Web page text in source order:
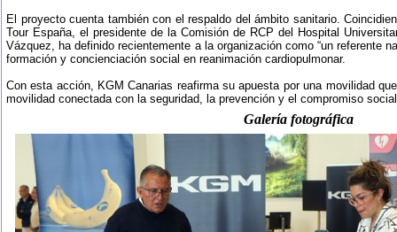
El proyecto cuenta también con el respaldo del ámbito sanitario.
Tour España, el presidente de la Comisión de RCP del Hospital
Vázquez, ha definido recientemente a la organización como “un referente
formación y concienciación social en reanimación cardiopulmonar.
Con esta acción, KGM Canarias reafirma su apuesta por una movilidad
movilidad conectada con la seguridad, la prevención y el compromiso
Galería fotográfica